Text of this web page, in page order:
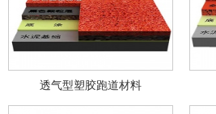
透气型塑胶跑道材料